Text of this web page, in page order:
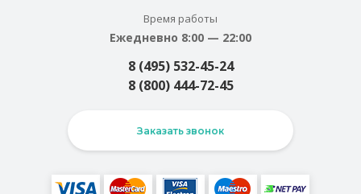
Время работы
Ежедневно 8:00 — 22:00
8 (495) 532-45-24
8 (800) 444-72-45
Заказать звонок